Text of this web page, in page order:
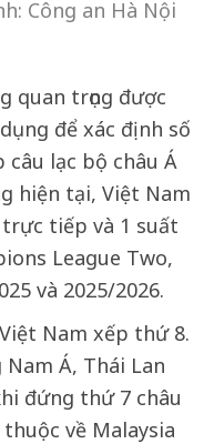
Công an Hà Nội
quan trọng được
để xác định số
lạc bộ châu Á
hiện tại, Việt Nam
tiếp và 1 suất
League Two,
và 2025/2026.
Nam xếp thứ 8.
Á, Thái Lan
đứng thứ 7 châu
về Malaysia